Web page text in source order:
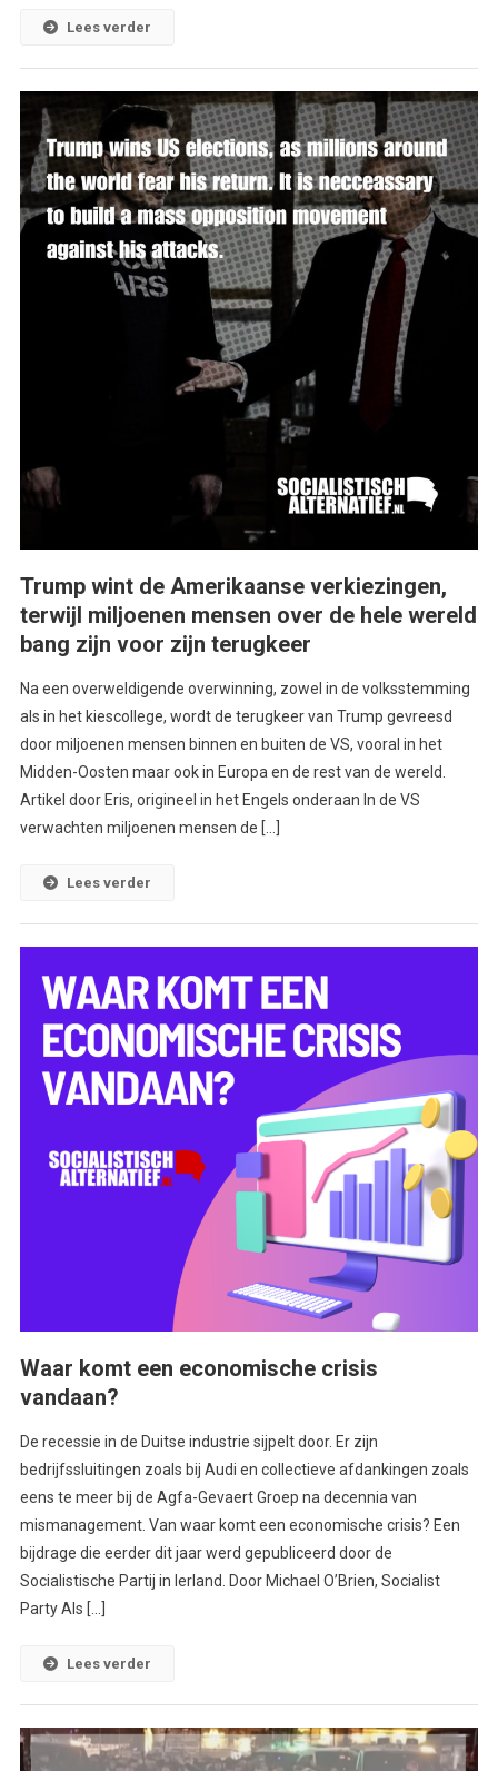
Lees verder
Trump wint de Amerikaanse verkiezingen,
terwijl miljoenen mensen over de hele wereld
bang zijn voor zijn terugkeer
Na een overweldigende overwinning, zowel in de volksstemming
als in het kiescollege, wordt de terugkeer van Trump gevreesd
door miljoenen mensen binnen en buiten de VS, vooral in het
Midden-Oosten maar ook in Europa en de rest van de wereld.
Artikel door Eris, origineel in het Engels onderaan In de VS
verwachten miljoenen mensen de […]
Lees verder
Waar komt een economische crisis
vandaan?
De recessie in de Duitse industrie sijpelt door. Er zijn
bedrijfssluitingen zoals bij Audi en collectieve afdankingen zoals
eens te meer bij de Agfa-Gevaert Groep na decennia van
mismanagement. Van waar komt een economische crisis? Een
bijdrage die eerder dit jaar werd gepubliceerd door de
Socialistische Partij in Ierland. Door Michael O’Brien, Socialist
Party Als […]
Lees verder